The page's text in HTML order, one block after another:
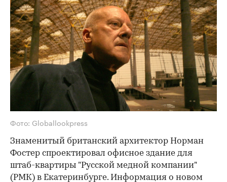
Фото: Globallookpress
Знаменитый британский архитектор Норман
Фостер спроектировал офисное здание для
штаб-квартиры "Русской медной компании"
(РМК) в Екатеринбурге. Информация о новом